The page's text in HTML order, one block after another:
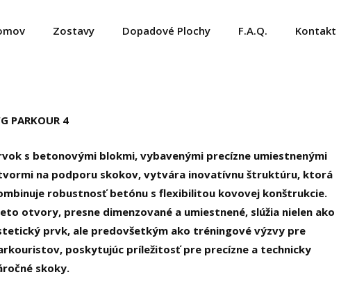
Zostavy Dopadové Plochy F.A.Q. Kontakt
PARKOUR 4
s betonovými blokmi, vybavenými precízne umiestnenými
na podporu skokov, vytvára inovatívnu štruktúru, ktorá
robustnosť betónu s flexibilitou kovovej konštrukcie.
otvory, presne dimenzované a umiestnené, slúžia nielen ako
prvk, ale predovšetkým ako tréningové výzvy pre
poskytujúc príležitosť pre precízne a technicky
skoky.